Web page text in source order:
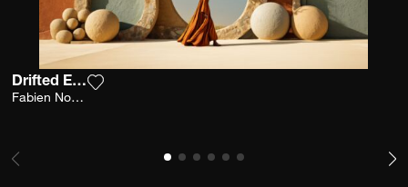
Drifted Earth
Fabien Novarino